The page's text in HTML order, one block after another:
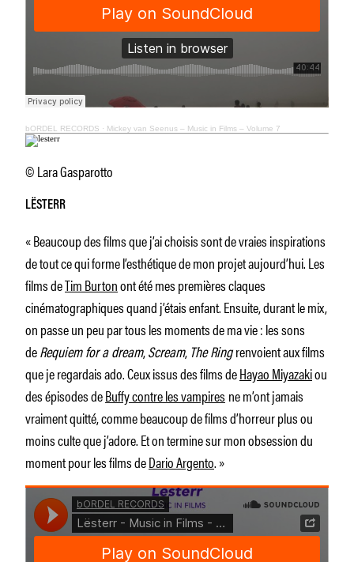
bORDEL RECORDS · Mickey van Seenus – Music in Films – Volume 7
© Lara Gasparotto
LËSTERR
« Beaucoup des films que j’ai choisis sont de vraies inspirations
de tout ce qui forme l’esthétique de mon projet aujourd’hui. Les
films deTim Burtonont été mes premières claques
cinématographiques quand j’étais enfant. Ensuite, durant le mix,
on passe un peu par tous les moments de ma vie : les sons
deRequiem for a dream,Scream, The Ringrenvoient aux films
que je regardais ado. Ceux issus des films deHayao Miyazakiou
des épisodes deBuffy contre les vampiresne m’ont jamais
vraiment quitté, comme beaucoup de films d’horreur plus ou
moins culte que j’adore. Et on termine sur mon obsession du
moment pour les films deDario Argento. »